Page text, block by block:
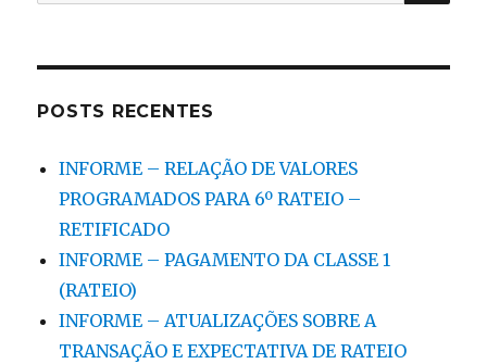
POSTS RECENTES
INFORME – RELAÇÃO DE VALORES
PROGRAMADOS PARA 6º RATEIO –
RETIFICADO
INFORME – PAGAMENTO DA CLASSE 1
(RATEIO)
INFORME – ATUALIZAÇÕES SOBRE A
TRANSAÇÃO E EXPECTATIVA DE RATEIO